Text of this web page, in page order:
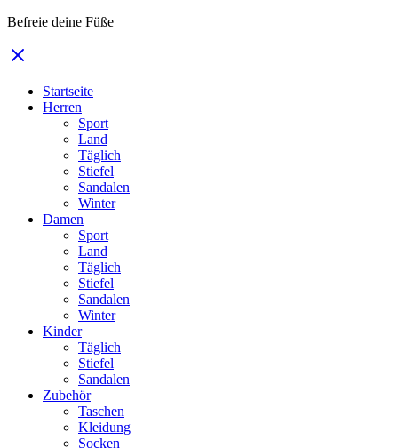
Befreie deine Füße
Startseite
Herren
Sport
Land
Täglich
Stiefel
Sandalen
Winter
Damen
Sport
Land
Täglich
Stiefel
Sandalen
Winter
Kinder
Täglich
Stiefel
Sandalen
Zubehör
Taschen
Kleidung
Socken